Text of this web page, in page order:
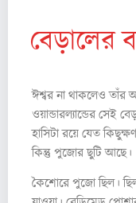
বেড়ালের
ঈশ্বর না থাকলেও তাঁর
ওয়ান্ডারল্যান্ডের সেই
হাসিটা রয়ে যেত
কিন্তু পুজোর ছুটি আছে।
কৈশোরে পুজো ছিল।